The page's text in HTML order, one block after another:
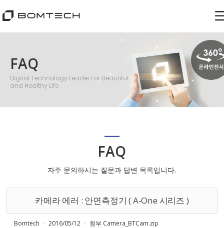
FAQ
Digital Technology Leader For Beautiful
and Healthy Life
FAQ
자주 문의하시는 질문과 답변 목록입니다.
카메라 에러 : 안면측정기 ( A-One 시리즈 )
Bomtech ㆍ2016/05/12 ㆍ 첨부 Camera_BTCam.zip